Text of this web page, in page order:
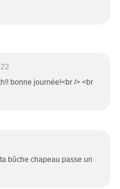
bonne journée!<br /> <br
bûche chapeau passe un